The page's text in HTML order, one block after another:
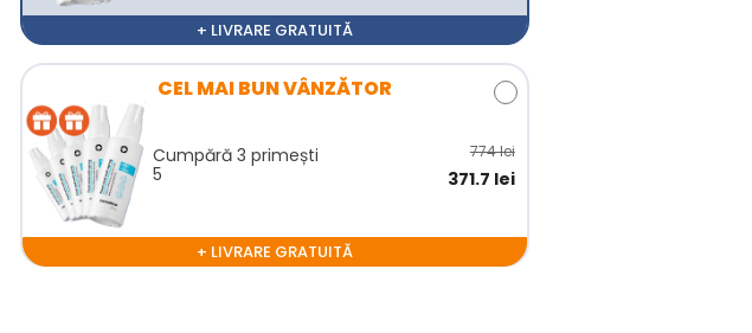
+ LIVRARE GRATUITĂ
CEL MAI BUN VÂNZĂTOR
Cumpără 3 primești
5
774 lei
371.7 lei
+ LIVRARE GRATUITĂ